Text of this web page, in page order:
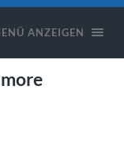
ANZEIGEN